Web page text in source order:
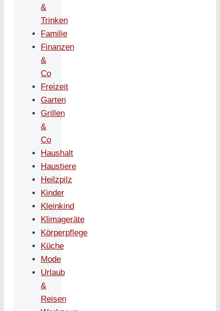
&
Trinken
Familie
Finanzen
&
Co
Freizeit
Garten
Grillen
&
Co
Haushalt
Haustiere
Heilzpilz
Kinder
Kleinkind
Klimageräte
Körperpflege
Küche
Mode
Urlaub
&
Reisen